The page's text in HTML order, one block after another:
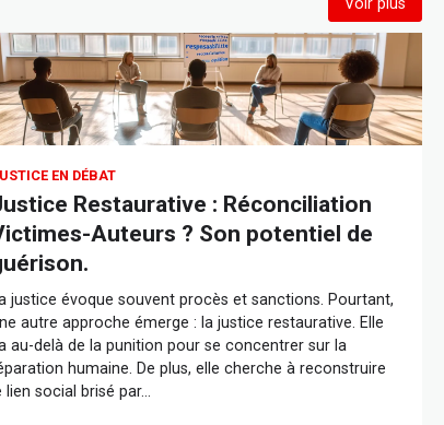
Voir plus
EN DÉBAT
Restaurative : Réconciliation
Auteurs ? Son potentiel de
justice évoque souvent procès et sanctions. Pourtant,
autre approche émerge : la justice restaurative. Elle
au-delà de la punition pour se concentrer sur la
humaine. De plus, elle cherche à reconstruire
lien social brisé par…